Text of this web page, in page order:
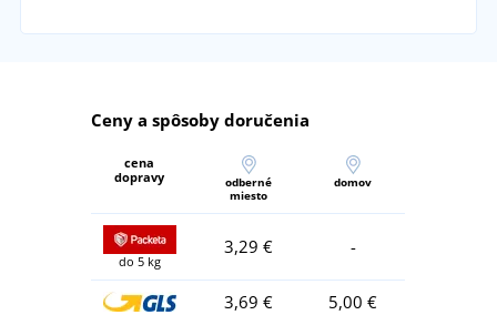
Ceny a spôsoby doručenia
cena
dopravy
odberné
miesto
domov
do 5 kg
3,29 € -
3,69 €
5,00 €